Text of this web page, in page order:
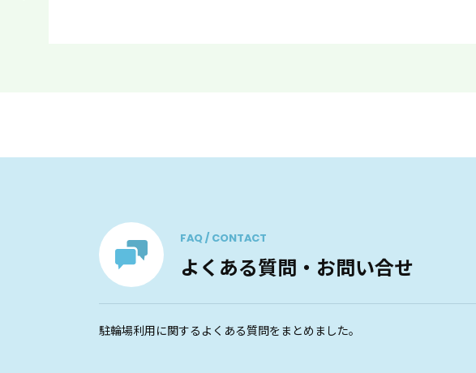
FAQ / CONTACT
よくある質問・お問い合せ
駐輪場利用に関するよくある質問をまとめました。